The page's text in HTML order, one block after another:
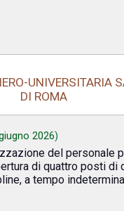
UNIVERSITARIA
DI ROMA
2026)
del personale
di quattro posti di
a tempo